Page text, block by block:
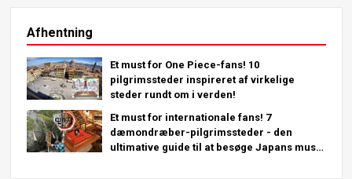
Afhentning
Et must for One Piece-fans! 10
pilgrimssteder inspireret af virkelige
steder rundt om i verden!
Et must for internationale fans! 7
dæmondræber-pilgrimssteder - den
ultimative guide til at besøge Japans must-